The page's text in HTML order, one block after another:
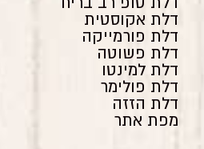
דלת אקוסטית
דלת פורמייקה
דלת פשוטה
דלת למינטו
דלת פולימר
דלת הזזה
מפת אתר